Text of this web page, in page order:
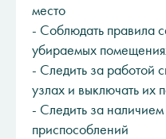
место
- Соблюдать правила
убираемых
- Следить за работой
узлах и выключать их
- Следить за
приспособлений